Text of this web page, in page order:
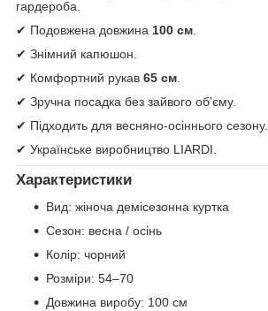
гардероба.
✔ Подовжена довжина 100 см.
✔ Знімний капюшон.
✔ Комфортний рукав 65 см.
✔ Зручна посадка без зайвого об’єму.
✔ Підходить для весняно-осіннього сезону.
✔ Українське виробництво LIARDI.
Характеристики
Вид: жіноча демісезонна куртка
Сезон: весна / осінь
Колір: чорний
Розміри: 54–70
Довжина виробу: 100 см